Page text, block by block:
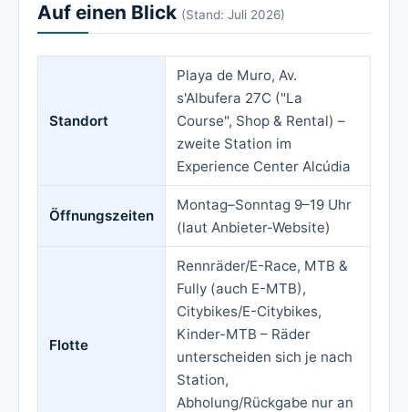
Auf einen Blick (Stand: Juli 2026)
Standort
Playa de Muro, Av.
s'Albufera 27C ("La
Course", Shop & Rental) –
zweite Station im
Experience Center Alcúdia
Öffnungszeiten
Montag–Sonntag 9–19 Uhr
(laut Anbieter-Website)
Flotte
Rennräder/E-Race, MTB &
Fully (auch E-MTB),
Citybikes/E-Citybikes,
Kinder-MTB – Räder
unterscheiden sich je nach
Station,
Abholung/Rückgabe nur an